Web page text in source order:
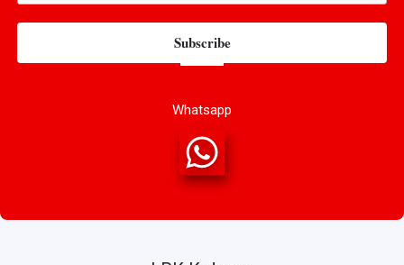
Subscribe
Whatsapp